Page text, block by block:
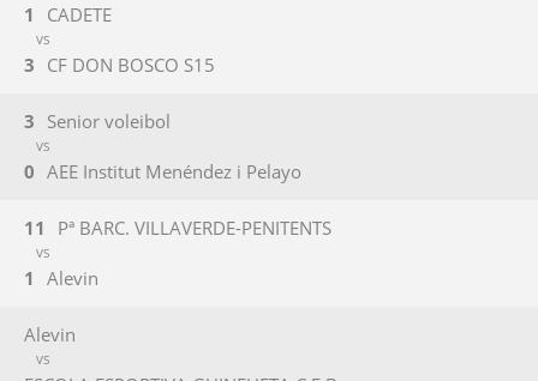
CADETE
1
VS
3 CF DON BOSCO S15
Senior voleibol
3
VS
0 AEE Institut Menéndez i Pelayo
Pª BARC. VILLAVERDE-PENITENTS
11
VS
1 Alevin
Alevin
VS